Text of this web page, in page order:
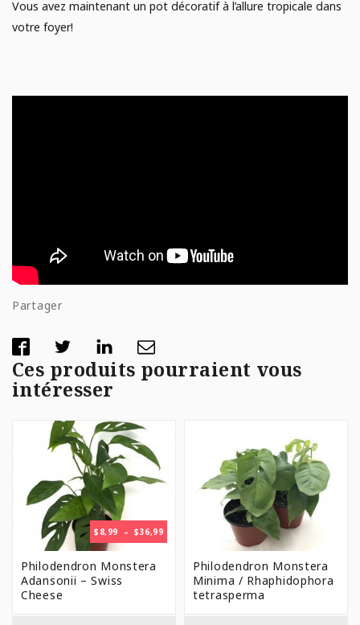
Vous avez maintenant un pot décoratif à l’allure tropicale dans
votre foyer!
Partager
Ces produits pourraient vous
intéresser
$ 8,99 – $36,99PLAGE
DE
Philodendron Monstera
Adansonii – Swiss
Cheese
Philodendron Monstera
Minima / Rhaphidophora
tetrasperma